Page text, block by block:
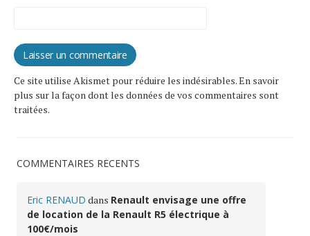
Ce site utilise Akismet pour réduire les indésirables.En savoir
plus sur la façon dont les données de vos commentaires sont
traitées.
COMMENTAIRES RÉCENTS
Eric RENAUD dans Renault envisage une offre
de location de la Renault R5 électrique à
100€/mois